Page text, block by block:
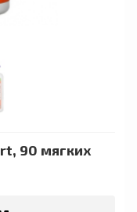
90 мягких